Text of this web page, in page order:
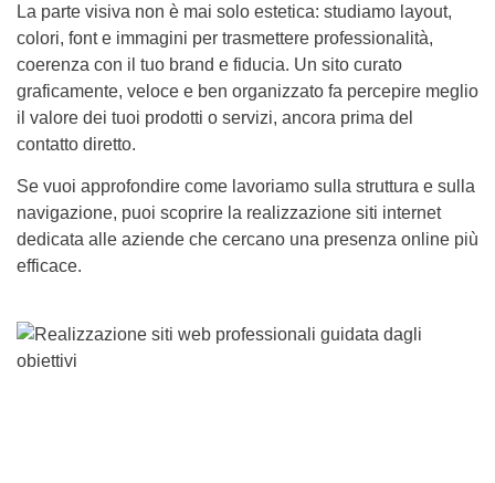
La parte visiva non è mai solo estetica: studiamo layout,
colori, font e immagini per trasmettere professionalità,
coerenza con il tuo brand e fiducia. Un sito curato
graficamente, veloce e ben organizzato fa percepire meglio
il valore dei tuoi prodotti o servizi, ancora prima del
contatto diretto.
Se vuoi approfondire come lavoriamo sulla struttura e sulla
navigazione, puoi scoprire la realizzazione siti internet
dedicata alle aziende che cercano una presenza online più
efficace.